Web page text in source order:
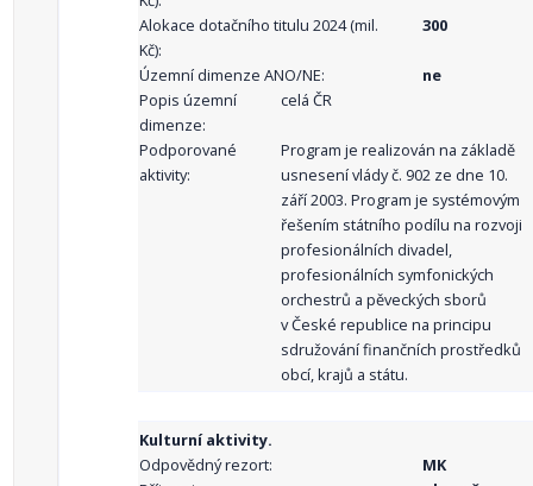
Alokace dotačního titulu 2024 (mil.
Kč):
300
Územní dimenze ANO/NE:
ne
Popis územní
dimenze:
celá ČR
Podporované
aktivity:
Program je realizován na základě
usnesení vlády č. 902 ze dne 10.
září 2003. Program je systémovým
řešením státního podílu na rozvoji
profesionálních divadel,
profesionálních symfonických
orchestrů a pěveckých sborů
v České republice na principu
sdružování finančních prostředků
obcí, krajů a státu.
Kulturní aktivity.
Odpovědný rezort:
MK